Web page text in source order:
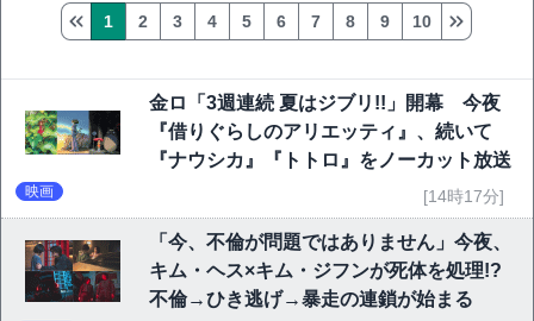
1 2 3 4 5 6 7 8 9 10
金ロ「3週連続 夏はジブリ!!」開幕 今夜
『借りぐらしのアリエッティ』、続いて
『ナウシカ』『トトロ』をノーカット放送
映画 [14時17分]
「今、不倫が問題ではありません」今夜、
キム・ヘス×キム・ジフンが死体を処理!?
不倫→ひき逃げ→暴走の連鎖が始まる